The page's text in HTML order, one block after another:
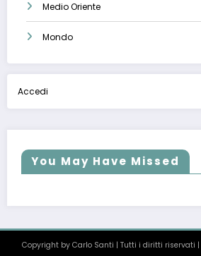
Medio Oriente
Mondo
Accedi
You May Have Missed
Copyright by Carlo Santi | Tutti i diritti riservati |